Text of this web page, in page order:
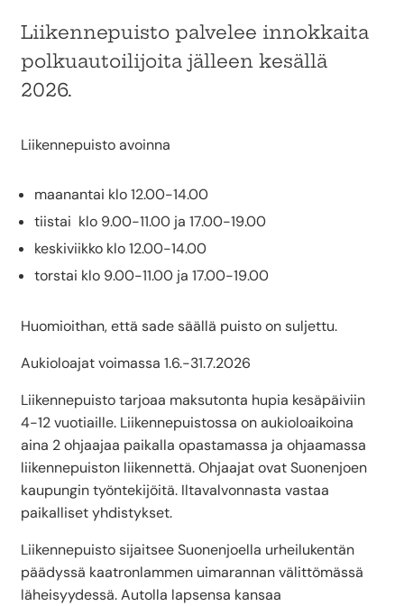
Liikennepuisto palvelee innokkaita
polkuautoilijoita jälleen kesällä
2026.
Liikennepuisto avoinna
maanantai klo 12.00-14.00
tiistai klo 9.00-11.00 ja 17.00-19.00
keskiviikko klo 12.00-14.00
torstai klo 9.00-11.00 ja 17.00-19.00
Huomioithan, että sade säällä puisto on suljettu.
Aukioloajat voimassa 1.6.-31.7.2026
Liikennepuisto tarjoaa maksutonta hupia kesäpäiviin
4-12 vuotiaille. Liikennepuistossa on aukioloaikoina
aina 2 ohjaajaa paikalla opastamassa ja ohjaamassa
liikennepuiston liikennettä. Ohjaajat ovat Suonenjoen
kaupungin työntekijöitä. Iltavalvonnasta vastaa
paikalliset yhdistykset.
Liikennepuisto sijaitsee Suonenjoella urheilukentän
päädyssä kaatronlammen uimarannan välittömässä
läheisyydessä. Autolla lapsensa kansaa